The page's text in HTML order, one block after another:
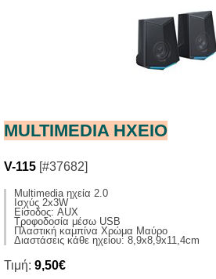
MULTIMEDIA HXΕΙΟ
V-115 [#37682]
Multimedia ηχεία 2.0
Ισχύς 2x3W
Είσοδος: AUX
Τροφοδοσία μέσω USB
Πλαστική καμπίνα Χρώμα Μαύρο
Διαστάσεις κάθε ηχείου: 8,9x8,9x11,4cm
Τιμή: 9,50€